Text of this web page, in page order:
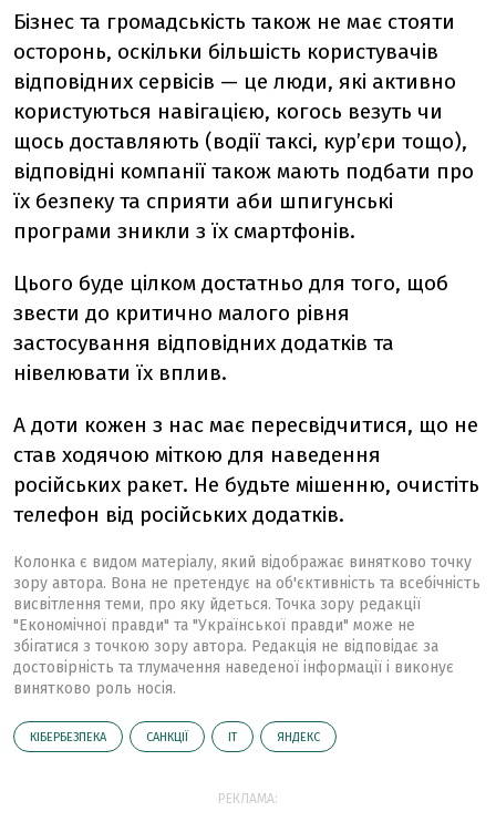
Бізнес та громадськість також не має стояти
осторонь, оскільки більшість користувачів
відповідних сервісів — це люди, які активно
користуються навігацією, когось везуть чи
щось доставляють (водії таксі, кур’єри тощо),
відповідні компанії також мають подбати про
їх безпеку та сприяти аби шпигунські
програми зникли з їх смартфонів.
Цього буде цілком достатньо для того, щоб
звести до критично малого рівня
застосування відповідних додатків та
нівелювати їх вплив.
А доти кожен з нас має пересвідчитися, що не
став ходячою міткою для наведення
російських ракет. Не будьте мішенню, очистіть
телефон від російських додатків.
Колонка є видом матеріалу, який відображає винятково точку
зору автора. Вона не претендує на об'єктивність та всебічність
висвітлення теми, про яку йдеться. Точка зору редакції
"Економічної правди" та "Української правди" може не
збігатися з точкою зору автора. Редакція не відповідає за
достовірність та тлумачення наведеної інформації і виконує
винятково роль носія.
КІБЕРБЕЗПЕКА САНКЦІЇ ІТ ЯНДЕКС
РЕКЛАМА: